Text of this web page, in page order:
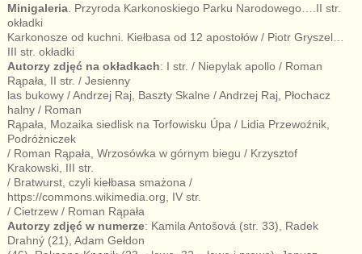
Minigaleria. Przyroda Karkonoskiego Parku Narodowego….II str.
okładki
Karkonosze od kuchni. Kiełbasa od 12 apostołów / Piotr Gryszel…
III str. okładki
Autorzy zdjęć na okładkach: I str. / Niepylak apollo / Roman
Rąpała, II str. / Jesienny
las bukowy / Andrzej Raj, Baszty Skalne / Andrzej Raj, Płochacz
halny / Roman
Rąpała, Mozaika siedlisk na Torfowisku Úpa / Lidia Przewoźnik,
Podróżniczek
/ Roman Rąpała, Wrzosówka w górnym biegu / Krzysztof
Krakowski, III str.
/ Bratwurst, czyli kiełbasa smażona /
https://commons.wikimedia.org, IV str.
/ Cietrzew / Roman Rąpała
Autorzy zdjęć w numerze: Kamila Antošová (str. 33), Radek
Drahný (21), Adam Gełdon